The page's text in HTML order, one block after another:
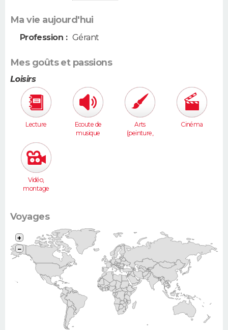
Ma vie aujourd'hui
Profession : Gérant
Mes goûts et passions
Loisirs
Lecture
Ecoute de
musique
Arts
(peinture,
Cinéma
Vidéo,
montage
Voyages
+
−